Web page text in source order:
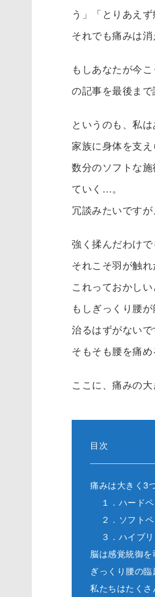
う」「とりあえ
それでも痛みは消
もしあなたが今
の記事を最後まで
というのも、私
家族に身体を支
数分のソフトな
ていく…。
冗談みたいですが
強く揉んだわけで
それこそ羽が触
これっておかし
もしぎっくり腰
治るはずがないで
そもそも腰を痛
ここに、痛みの大
目次
痛みは大きく3
１．ハード
２．ソフト
３．ハイブ
脳は感覚統御
ぎっくり腰の
私たちはたく